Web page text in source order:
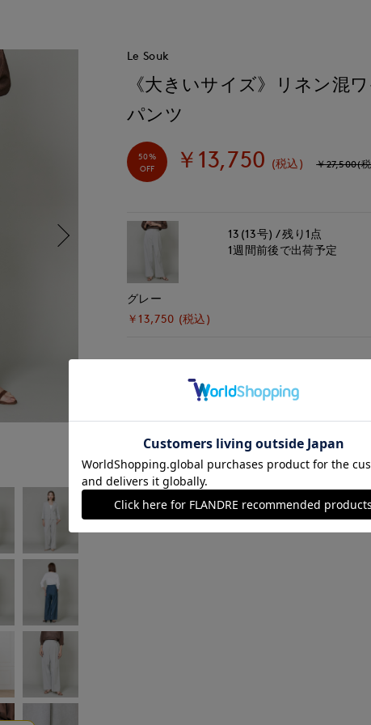
Le Souk
《大きいサイズ》リネン混
パンツ
50%
OFF
￥13,750 (税込) ￥27,500(
グレー
￥13,750 (税込)
13(13号)
残り1点
1週間前後で出荷予定